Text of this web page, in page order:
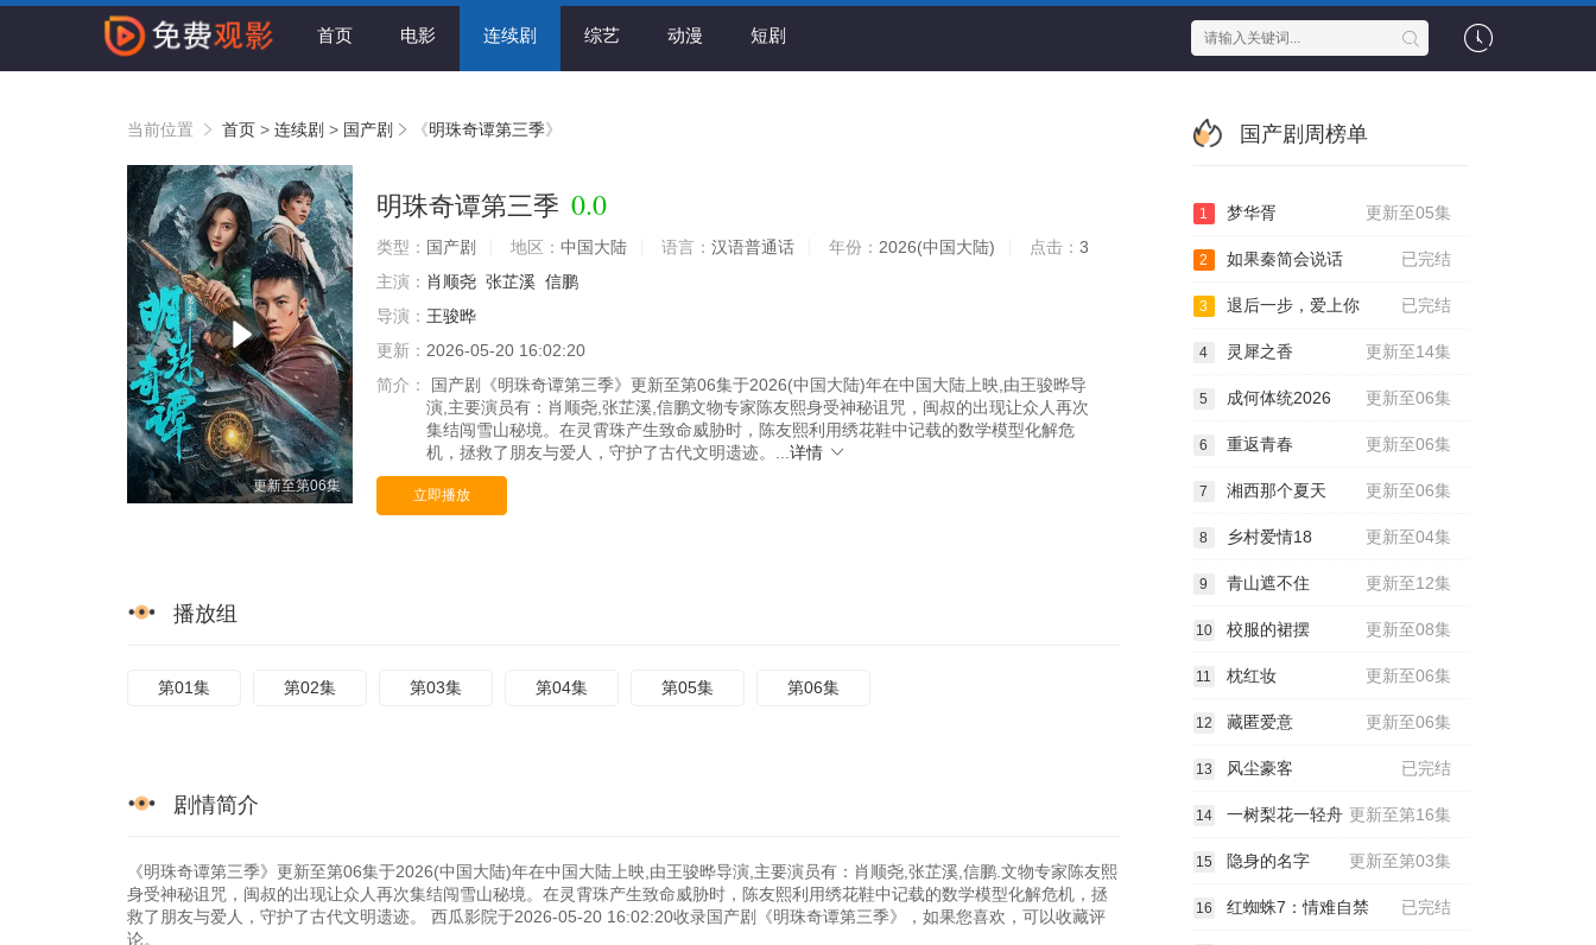
首页 电影 连续剧 综艺 动漫 短剧
当前位置 首页 > 连续剧 > 国产剧 《明珠奇谭第三季》
更新至第06集
明珠奇谭第三季 0.0
类型： 国产剧 地区： 中国大陆 语言： 汉语普通话 年份： 2026(中国大陆) 点击： 3
主演： 肖顺尧 张芷溪 信鹏
导演： 王骏晔
更新： 2026-05-20 16:02:20
简介：
国产剧《明珠奇谭第三季》更新至第06集于2026(中国大陆)年在中国大陆上映,由王骏晔导
演,主要演员有：肖顺尧,张芷溪,信鹏文物专家陈友熙身受神秘诅咒，闽叔的出现让众人再次
集结闯雪山秘境。在灵霄珠产生致命威胁时，陈友熙利用绣花鞋中记载的数学模型化解危
机，拯救了朋友与爱人，守护了古代文明遗迹。... 详情
立即播放
播放组
第01集 第02集 第03集 第04集 第05集 第06集
剧情简介
《明珠奇谭第三季》更新至第06集于2026(中国大陆)年在中国大陆上映,由王骏晔导演,主要演员有：肖顺尧,张芷溪,信鹏.文物专家陈友熙
身受神秘诅咒，闽叔的出现让众人再次集结闯雪山秘境。在灵霄珠产生致命威胁时，陈友熙利用绣花鞋中记载的数学模型化解危机，拯
救了朋友与爱人，守护了古代文明遗迹。 西瓜影院于2026-05-20 16:02:20收录国产剧《明珠奇谭第三季》，如果您喜欢，可以收藏评
论。
国产剧周榜单
更新至05集
1 梦华胥
已完结
2 如果秦简会说话
已完结
3 退后一步，爱上你
更新至14集
4 灵犀之香
更新至06集
5 成何体统2026
更新至06集
6 重返青春
更新至06集
7 湘西那个夏天
更新至04集
8 乡村爱情18
更新至12集
9 青山遮不住
更新至08集
10 校服的裙摆
更新至06集
11 枕红妆
更新至06集
12 藏匿爱意
已完结
13 风尘豪客
更新至第16集
14 一树梨花一轻舟
更新至第03集
15 隐身的名字
已完结
16 红蜘蛛7：情难自禁